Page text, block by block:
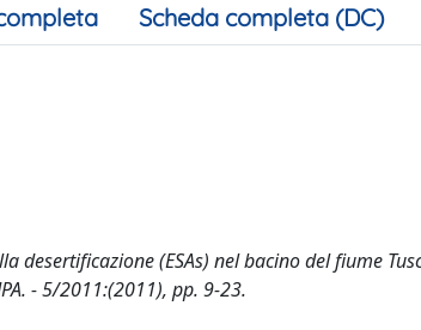
Scheda completa (DC)
desertificazione (ESAs) nel bacino del fiume
- 5/2011:(2011), pp. 9-23.